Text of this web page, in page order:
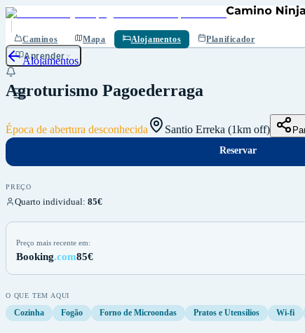
Caminos Mapa Alojamentos
Planificador
Aprender
Alojamentos
Agroturismo Pagoederraga
Época de abertura desconhecida Santio Erreka (1km off)
Reservar Guardar
Reservar
PREÇO
Quarto individual: 85€
Preço mais recente em:
Booking.com85€
O QUE TEM AQUI
Cozinha Fogão Forno de Microondas Pratos e Utensílios Wi-fi